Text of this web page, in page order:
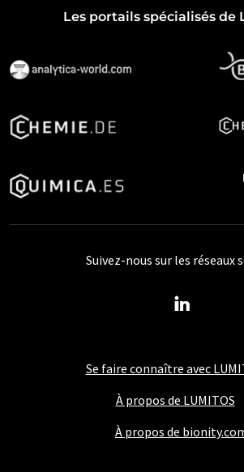
Les portails spécialisés de
Se faire connaître avec
À propos de LUMITOS
À propos de
Suivez-nous sur les réseaux